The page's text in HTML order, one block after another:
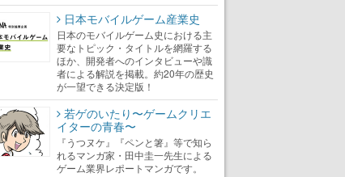
日本モバイルゲーム産業史
日本のモバイルゲーム史における主
要なトピック・タイトルを網羅する
ほか、開発者へのインタビューや識
者による解説を掲載。約20年の歴史
が一望できる決定版！
若ゲのいたり〜ゲームクリエ
イターの青春〜
『うつヌケ』『ペンと箸』等で知ら
れるマンガ家・田中圭一先生による
ゲーム業界レポートマンガです。